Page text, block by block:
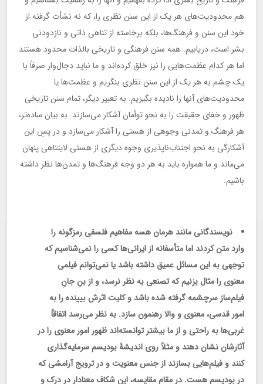
هم محدودیت‌های هر یک از این سنن نظری را، که نه نشأت گرفته از
خود این سنن و فرهنگ‌ها، بلکه برخاسته از تناهی ذاتی و نازدودنی
بشر است، دریابیم. همه سنن فرهنگی و تاریخی بالذات محدود هستند
اما هر کدام عظمت‌هایی را نیز خلق کرده‌اند و ما نباید دجال‌وار صرفاً با
یک چشم به هر یک از این سنن نظری بنگریم و عظمت‌ها یا
محدودیت‌های آنها را نادیده بگیریم. به تعبیر دیگر، تمام سنن تاریخی
ظهور و خفای حقیقت را به نحو توأمان آشکار می‌سازند. به بیان ساده‌تر،
هر فرهنگ و تمدنی وجوهی از هستی را آشکار می‌سازد و در پسِ این
آشکارگی به نحو اجتناب‌ناپذیری وجوه دیگری از هستی لایتناهی پنهان
می‌ماند و ما همواره باید به هر دو وجه فرهنگ‌ها و تمدن‌ها نظر داشته
باشیم.
نویسندگانی مانند هرمان هسه مفاهیم فلسفی رمزگونه را
وارد متن کردند اما متأسفانه از ایرانی‌ها کسی را نمی‌شناسیم که
توجهی به این مسائل عمیق داشته باشد یا نمی‌توانم فیلمی
معنوی را مثال بزنیم که تصنعی به نظر نرسد، و از بنِ جانِ
فیلم‌ساز سرچشمه گرفته شده باشد و کلیت اثرش بیینده را به
امور قدسی، معنوی و والا رهنمون سازد. به نظر می‌رسد اتفاقاً
غربی‌ها به راحتی و از ما بیشتر توانسته‌اند ظهور امور معنوی را در
آثارشان نشان دهند و مثلاً روی اندیشۀ بودیسم سرمایه‌گذاری
کنند و فیلم‌هایی بسازند از جنس معنویت و در ترویج آرامشی که
در بودیسم هست. در مقام مقایسه، این شکاف معنادار در درک و